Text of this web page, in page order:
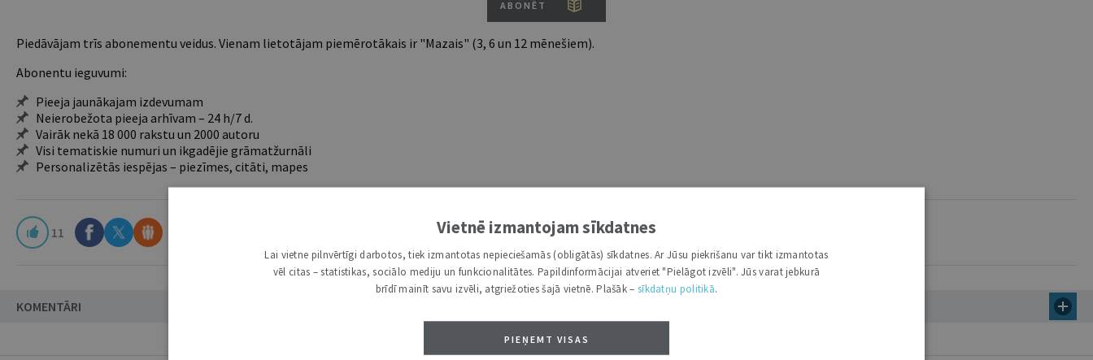
ABONĒT
Piedāvājam trīs abonementu veidus. Vienam lietotājam piemērotākais ir "Mazais" (3, 6 un 12 mēnešiem).
Abonentu ieguvumi:
Pieeja jaunākajam izdevumam
Neierobežota pieeja arhīvam – 24 h/7 d.
Vairāk nekā 18 000 rakstu un 2000 autoru
Visi tematiskie numuri un ikgadējie grāmatžurnāli
Personalizētās iespējas – piezīmes, citāti, mapes
11
KOMENTĀRI
Vietnē izmantojam sīkdatnes
Lai vietne pilnvērtīgi darbotos, tiek izmantotas nepieciešamās (obligātās) sīkdatnes. Ar Jūsu piekrišanu var tikt izmantotas
vēl citas – statistikas, sociālo mediju un funkcionalitātes. Papildinformācijai atveriet "Pielāgot izvēli". Jūs varat jebkurā
brīdī mainīt savu izvēli, atgriežoties šajā vietnē. Plašāk – sīkdatņu politikā.
PIEŅEMT VISAS